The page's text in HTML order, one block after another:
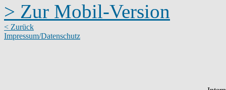
> Zur Mobil-Version
< Zurück
Impressum/Datenschutz